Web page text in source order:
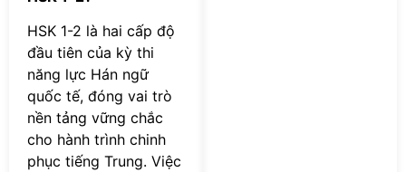
HSK 1-2 là hai cấp độ
đầu tiên của kỳ thi
năng lực Hán ngữ
quốc tế, đóng vai trò
nền tảng vững chắc
cho hành trình chinh
phục tiếng Trung. Việc